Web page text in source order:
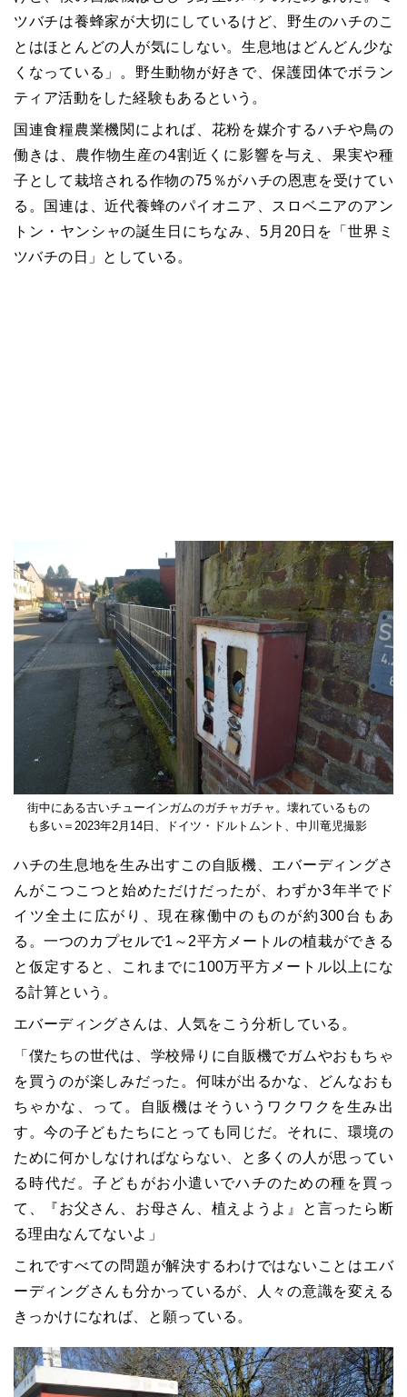
ツバチは養蜂家が大切にしているけど、野生のハチのこ
とはほとんどの人が気にしない。生息地はどんどん少な
くなっている」。野生動物が好きで、保護団体でボラン
ティア活動をした経験もあるという。
国連食糧農業機関によれば、花粉を媒介するハチや鳥の
働きは、農作物生産の4割近くに影響を与え、果実や種
子として栽培される作物の75％がハチの恩恵を受けてい
る。国連は、近代養蜂のパイオニア、スロベニアのアン
トン・ヤンシャの誕生日にちなみ、5月20日を「世界ミ
ツバチの日」としている。
街中にある古いチューインガムのガチャガチャ。壊れているもの
も多い＝2023年2月14日、ドイツ・ドルトムント、中川竜児撮影
ハチの生息地を生み出すこの自販機、エバーディングさ
んがこつこつと始めただけだったが、わずか3年半でド
イツ全土に広がり、現在稼働中のものが約300台もあ
る。一つのカプセルで1～2平方メートルの植栽ができる
と仮定すると、これまでに100万平方メートル以上にな
る計算という。
エバーディングさんは、人気をこう分析している。
「僕たちの世代は、学校帰りに自販機でガムやおもちゃ
を買うのが楽しみだった。何味が出るかな、どんなおも
ちゃかな、って。自販機はそういうワクワクを生み出
す。今の子どもたちにとっても同じだ。それに、環境の
ために何かしなければならない、と多くの人が思ってい
る時代だ。子どもがお小遣いでハチのための種を買っ
て、『お父さん、お母さん、植えようよ』と言ったら断
る理由なんてないよ」
これですべての問題が解決するわけではないことはエバ
ーディングさんも分かっているが、人々の意識を変える
きっかけになれば、と願っている。